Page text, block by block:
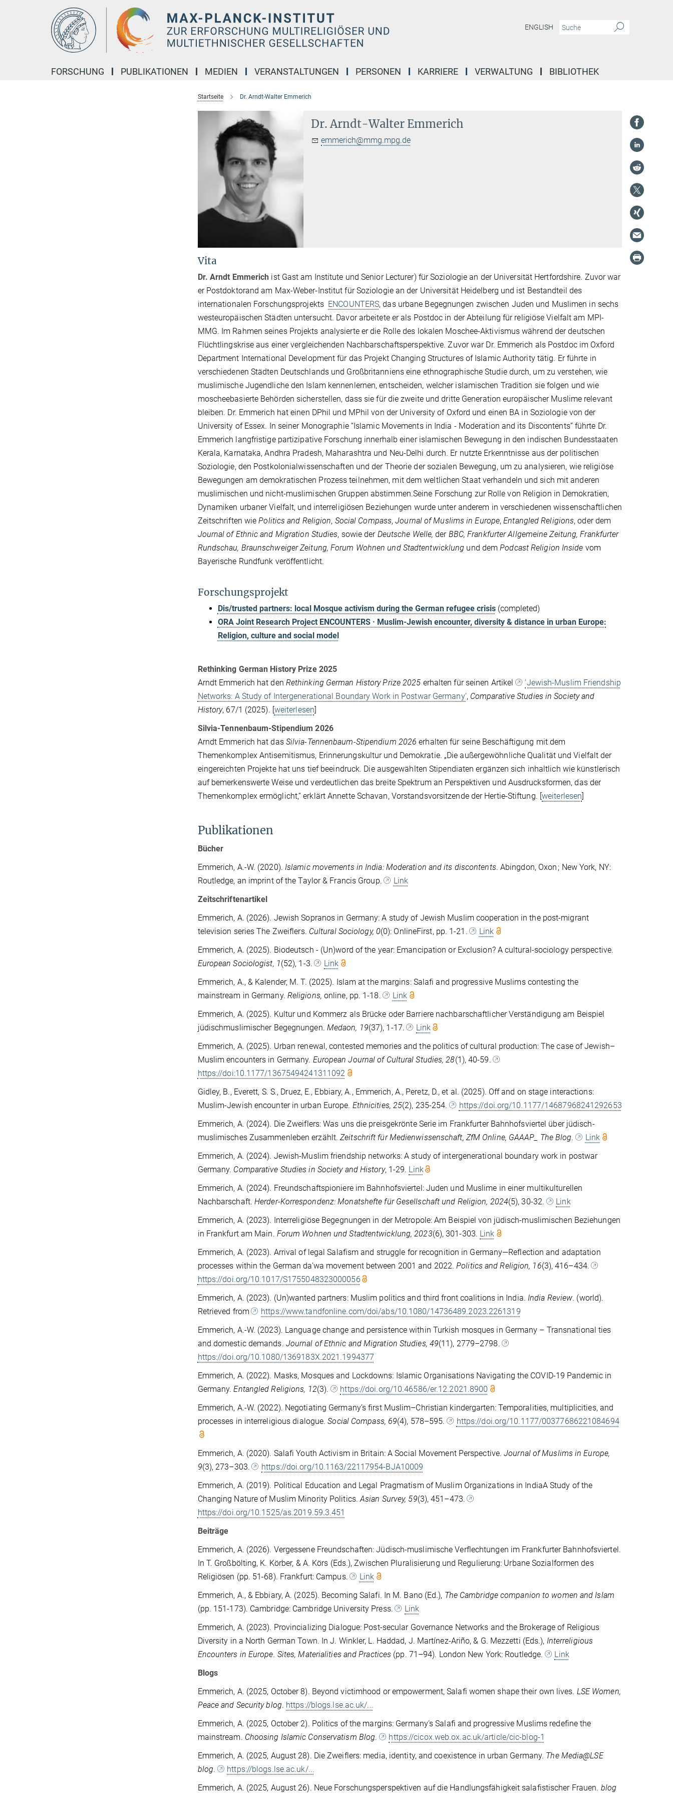
ENGLISH
FORSCHUNG PUBLIKATIONEN MEDIEN VERANSTALTUNGEN PERSONEN KARRIERE VERWALTUNG BIBLIOTHEK
Startseite Dr. Arndt-Walter Emmerich
Dr. Arndt-Walter Emmerich
emmerich@mmg.mpg.de
Vita
Dr. Arndt Emmerich ist Gast am Institute und Senior Lecturer) für Soziologie an der Universität Hertfordshire. Zuvor war
er Postdoktorand am Max-Weber-Institut für Soziologie an der Universität Heidelberg und ist Bestandteil des
internationalen Forschungsprojekts ENCOUNTERS, das urbane Begegnungen zwischen Juden und Muslimen in sechs
westeuropäischen Städten untersucht. Davor arbeitete er als Postdoc in der Abteilung für religiöse Vielfalt am MPI-
MMG. Im Rahmen seines Projekts analysierte er die Rolle des lokalen Moschee-Aktivismus während der deutschen
Flüchtlingskrise aus einer vergleichenden Nachbarschaftsperspektive. Zuvor war Dr. Emmerich als Postdoc im Oxford
Department International Development für das Projekt Changing Structures of Islamic Authority tätig. Er führte in
verschiedenen Städten Deutschlands und Großbritanniens eine ethnographische Studie durch, um zu verstehen, wie
muslimische Jugendliche den Islam kennenlernen, entscheiden, welcher islamischen Tradition sie folgen und wie
moscheebasierte Behörden sicherstellen, dass sie für die zweite und dritte Generation europäischer Muslime relevant
bleiben. Dr. Emmerich hat einen DPhil und MPhil von der University of Oxford und einen BA in Soziologie von der
University of Essex. In seiner Monographie “Islamic Movements in India - Moderation and its Discontents” führte Dr.
Emmerich langfristige partizipative Forschung innerhalb einer islamischen Bewegung in den indischen Bundesstaaten
Kerala, Karnataka, Andhra Pradesh, Maharashtra und Neu-Delhi durch. Er nutzte Erkenntnisse aus der politischen
Soziologie, den Postkolonialwissenschaften und der Theorie der sozialen Bewegung, um zu analysieren, wie religiöse
Bewegungen am demokratischen Prozess teilnehmen, mit dem weltlichen Staat verhandeln und sich mit anderen
muslimischen und nicht-muslimischen Gruppen abstimmen.Seine Forschung zur Rolle von Religion in Demokratien,
Dynamiken urbaner Vielfalt, und interreligiösen Beziehungen wurde unter anderem in verschiedenen wissenschaftlichen
Zeitschriften wiePolitics and Religion, Social Compass,Journal of Muslims in Europe,Entangled Religions, oder dem
Journal of Ethnic and Migration Studies, sowie der Deutsche Welle,der BBC, Frankfurter Allgemeine Zeitung, Frankfurter
Rundschau, Braunschweiger Zeitung, Forum Wohnen und Stadtentwicklung und demPodcast Religion Inside vom
Bayerische Rundfunk veröffentlicht.
Forschungsprojekt
Dis/trusted partners: local Mosque activism during the German refugee crisis(completed)
ORA Joint Research Project ENCOUNTERS · Muslim-Jewish encounter, diversity & distance in urban Europe:
Religion, culture and social model
Rethinking German History Prize 2025
Arndt Emmerich hat den Rethinking German History Prize 2025 erhalten für seinen Artikel
‘Jewish-Muslim Friendship
Networks: A Study of Intergenerational Boundary Work in Postwar Germany’, Comparative Studies in Society and
History, 67/1 (2025). [weiterlesen]
Silvia-Tennenbaum-Stipendium 2026
Arndt Emmerich hat das Silvia-Tennenbaum-Stipendium 2026 erhalten für seine Beschäftigung mit dem
Themenkomplex Antisemitismus, Erinnerungskultur und Demokratie. „Die außergewöhnliche Qualität und Vielfalt der
eingereichten Projekte hat uns tief beeindruck. Die ausgewählten Stipendiaten ergänzen sich inhaltlich wie künstlerisch
auf bemerkenswerte Weise und verdeutlichen das breite Spektrum an Perspektiven und Ausdrucksformen, das der
Themenkomplex ermöglicht,“ erklärt Annette Schavan, Vorstandsvorsitzende der Hertie-Stiftung. [weiterlesen]
Publikationen
Bücher
Emmerich, A.-W. (2020). Islamic movements in India: Moderation and its discontents. Abingdon, Oxon ; New York, NY:
Routledge, an imprint of the Taylor & Francis Group.
Link
Zeitschriftenartikel
Emmerich, A. (2026). Jewish Sopranos in Germany: A study of Jewish Muslim cooperation in the post-migrant
television series The Zweiflers. Cultural Sociology, 0(0): OnlineFirst, pp. 1-21.
Link
Emmerich, A. (2025). Biodeutsch - (Un)word of the year: Emancipation or Exclusion? A cultural-sociology perspective.
European Sociologist, 1(52), 1-3.
Link
Emmerich, A., & Kalender, M. T. (2025). Islam at the margins: Salafi and progressive Muslims contesting the
mainstream in Germany. Religions, online, pp. 1-18.
Link
Emmerich, A. (2025). Kultur und Kommerz als Brücke oder Barriere nachbarschaftlicher Verständigung am Beispiel
jüdischmuslimischer Begegnungen. Medaon, 19(37), 1-17.
Link
Emmerich, A. (2025). Urban renewal, contested memories and the politics of cultural production: The case of Jewish–
Muslim encounters in Germany. European Journal of Cultural Studies, 28(1), 40-59.
https://doi:10.1177/13675494241311092
Gidley, B., Everett, S. S., Druez, E., Ebbiary, A., Emmerich, A., Peretz, D., et al. (2025). Off and on stage interactions:
Muslim-Jewish encounter in urban Europe. Ethnicities, 25(2), 235-254.
https://doi.org/10.1177/14687968241292653
Emmerich, A. (2024). Die Zweiflers: Was uns die preisgekrönte Serie im Frankfurter Bahnhofsviertel über jüdisch-
muslimisches Zusammenleben erzählt.Zeitschrift für Medienwissenschaft, ZfM Online, GAAAP_ The Blog.
Link
Emmerich, A. (2024). Jewish-Muslim friendship networks: A study of intergenerational boundary work in postwar
Germany. Comparative Studies in Society and History, 1-29. Link
Emmerich, A. (2024). Freundschaftspioniere im Bahnhofsviertel: Juden und Muslime in einer multikulturellen
Nachbarschaft. Herder-Korrespondenz: Monatshefte für Gesellschaft und Religion, 2024(5), 30-32.
Link
Emmerich, A. (2023). Interreligiöse Begegnungen in der Metropole: Am Beispiel von jüdisch-muslimischen Beziehungen
in Frankfurt am Main. Forum Wohnen und Stadtentwicklung, 2023(6), 301-303. Link
Emmerich, A. (2023). Arrival of legal Salafism and struggle for recognition in Germany—Reflection and adaptation
processes within the German da’wa movement between 2001 and 2022.Politics and Religion, 16(3), 416–434.
https://doi.org/10.1017/S1755048323000056
Emmerich, A. (2023). (Un)wanted partners: Muslim politics and third front coalitions in India. India Review. (world).
Retrieved from
https://www.tandfonline.com/doi/abs/10.1080/14736489.2023.2261319
Emmerich, A.-W. (2023). Language change and persistence within Turkish mosques in Germany – Transnational ties
and domestic demands. Journal of Ethnic and Migration Studies, 49(11), 2779–2798.
https://doi.org/10.1080/1369183X.2021.1994377
Emmerich, A. (2022). Masks, Mosques and Lockdowns: Islamic Organisations Navigating the COVID-19 Pandemic in
Germany.Entangled Religions, 12(3).
https://doi.org/10.46586/er.12.2021.8900
Emmerich, A.-W. (2022). Negotiating Germany’s first Muslim–Christian kindergarten: Temporalities, multiplicities, and
processes in interreligious dialogue.Social Compass, 69(4), 578–595. https://doi.org/10.1177/00377686221084694
Emmerich, A. (2020). Salafi Youth Activism in Britain: A Social Movement Perspective.Journal of Muslims in Europe,
9(3), 273–303.
https://doi.org/10.1163/22117954-BJA10009
Emmerich, A. (2019). Political Education and Legal Pragmatism of Muslim Organizations in IndiaA Study of the
Changing Nature of Muslim Minority Politics.Asian Survey, 59(3), 451–473.
https://doi.org/10.1525/as.2019.59.3.451
Beiträge
Emmerich, A. (2026). Vergessene Freundschaften: Jüdisch-muslimische Verflechtungen im Frankfurter Bahnhofsviertel.
In T. Großbölting, K. Körber, & A. Körs (Eds.), Zwischen Pluralisierung und Regulierung: Urbane Sozialformen des
Religiösen (pp. 51-68). Frankfurt: Campus.
Link
Emmerich, A., & Ebbiary, A. (2025). Becoming Salafi. In M. Bano (Ed.), The Cambridge companion to women and Islam
(pp. 151-173). Cambridge: Cambridge University Press.
Link
Emmerich, A. (2023). Provincializing Dialogue: Post-secular Governance Networks and the Brokerage of Religious
Diversity in a North German Town. In J. Winkler, L. Haddad, J. Martínez-Ariño, & G. Mezzetti (Eds.), Interreligious
Encounters in Europe. Sites, Materialities and Practices (pp. 71–94). London New York: Routledge.
Link
Blogs
Emmerich, A. (2025, October 8). Beyond victimhood or empowerment, Salafi women shape their own lives. LSE Women,
Peace and Security blog. https://blogs.lse.ac.uk/...
Emmerich, A. (2025, October 2). Politics of the margins: Germany's Salafi and progressive Muslims redefine the
mainstream. Choosing Islamic Conservatism Blog.
https://cicox.web.ox.ac.uk/article/cic-blog-1
Emmerich, A. (2025, August 28). Die Zweiflers: media, identity, and coexistence in urban Germany. The Media@LSE
blog.
https://blogs.lse.ac.uk/...
Emmerich, A. (2025, August 26). Neue Forschungsperspektiven auf die Handlungsfähigkeit salafistischer Frauen. blog